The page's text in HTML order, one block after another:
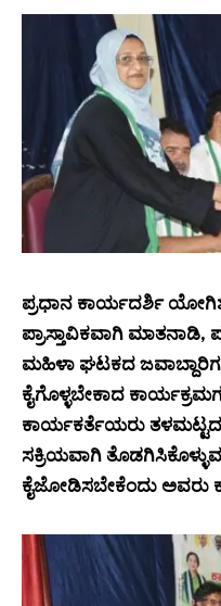
ಪ್ರಧಾನ ಕಾರ್ಯದರ್ಶಿ
ಪ್ರಾಸ್ತಾವಿಕವಾಗಿ
ಮಹಿಳಾ ಘಟಕದ
ಕೈಗೊಳ್ಳಬೇಕಾದ
ಕಾರ್ಯಕರ್ತೆಯರು ತಳಮಟ್ಟದ
ಸಕ್ರಿಯವಾಗಿ
ಕೈಜೋಡಿಸಬೇಕೆಂದು ಅವರು